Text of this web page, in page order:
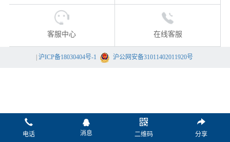
客服中心 在线客服
沪ICP备18030404号-1 沪公网安备31011402011920号
电话 消息 二维码 分享